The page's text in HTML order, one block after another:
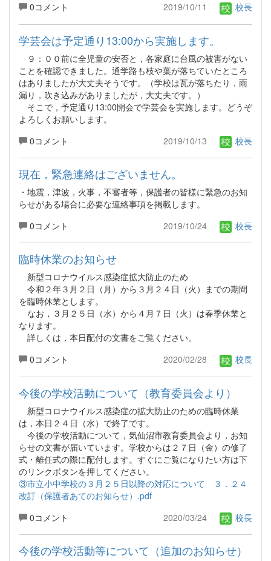
0コメント
2019/10/11 校長
学芸会は予定通り13:00から実施します。
９：００前に全児童の安否と，各家庭に台風の被害がない
ことを確認できました。通学路も枝や葉が落ちていたところ
はありましたが大丈夫そうです。（学校は瓦が落ちたり，雨
漏り，吹き込みがありましたが，大丈夫です。）
そこで，予定通り13:00開会で学芸会を実施します。どうぞ
よろしくお願いします。
0コメント
2019/10/13 校長
現在，緊急連絡はございません。
・地震，津波，火事，不審者等，保護者の皆様に緊急のお知
らせがある場合に必要な連絡事項を掲載します。
0コメント
2019/10/24 校長
臨時休業のお知らせ
新型コロナウイルス感染症拡大防止のため
令和２年３月２日（月）から３月２４日（火）までの期間
を臨時休業とします。
なお，３月２５日（水）から４月７日（火）は春季休業と
なります。
詳しくは，本日配付の文書をご覧ください。
0コメント
2020/02/28 校長
今後の学校活動について（教育委員会より）
新型コロナウイルス感染症の拡大防止のための臨時休業
は，本日２４日（水）で終了です。
今後の学校活動について，気仙沼市教育委員会より，お知
らせの文書が届いています。学校からは２７日（金）の修了
式・離任式の際に配付します。すぐにご覧になりたい方は下
のリンクボタンを押してください。
③市立小中学校の３月２５日以降の対応について ３．２４
改訂（保護者あてのお知らせ）.pdf
0コメント
2020/03/24 校長
今後の学校活動等について（追加のお知らせ）